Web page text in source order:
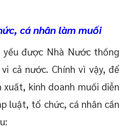
cá nhân làm muối
được Nhà Nước thống
cả nước. Chính vì vậy, để
kinh doanh muối diễn
luật, tổ chức, cá nhân cần